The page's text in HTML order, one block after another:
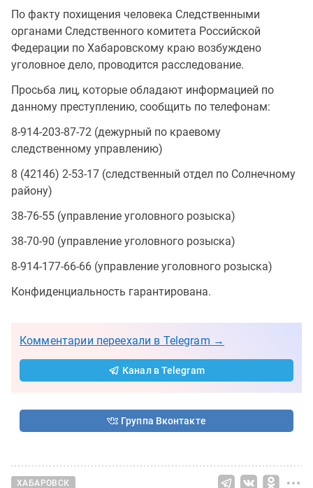
По факту похищения человека Следственными
органами Следственного комитета Российской
Федерации по Хабаровскому краю возбуждено
уголовное дело, проводится расследование.
Просьба лиц, которые обладают информацией по
данному преступлению, сообщить по телефонам:
8-914-203-87-72 (дежурный по краевому
следственному управлению)
8 (42146) 2-53-17 (следственный отдел по Солнечному
району)
38-76-55 (управление уголовного розыска)
38-70-90 (управление уголовного розыска)
8-914-177-66-66 (управление уголовного розыска)
Конфиденциальность гарантирована.
Комментарии переехали в Telegram →
Канал в Telegram
Группа Вконтакте
ХАБАРОВСК